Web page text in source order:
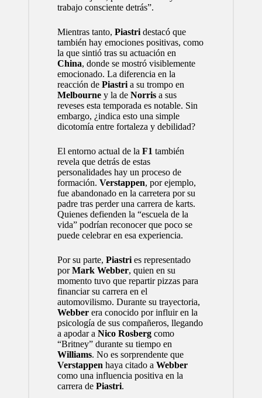
trabajo consciente detrás”.
Mientras tanto, Piastridestacó que
también hay emociones positivas, como
la que sintió tras su actuación en
China, donde se mostró visiblemente
emocionado. La diferencia en la
reacción de Piastria su trompo en
Melbourney la de Norrisa sus
reveses esta temporada es notable. Sin
embargo, ¿indica esto una simple
dicotomía entre fortaleza y debilidad?
El entorno actual de la F1 también
revela que detrás de estas
personalidades hay un proceso de
formación. Verstappen, por ejemplo,
fue abandonado en la carretera por su
padre tras perder una carrera de karts.
Quienes defienden la “escuela de la
vida” podrían reconocer que poco se
puede celebrar en esa experiencia.
Por su parte, Piastries representado
porMark Webber, quien en su
momento tuvo que repartir pizzas para
financiar su carrera en el
automovilismo. Durante su trayectoria,
Webberera conocido por influir en la
psicología de sus compañeros, llegando
a apodar a Nico Rosbergcomo
“Britney” durante su tiempo en
Williams. No es sorprendente que
Verstappen haya citado a Webber
como una influencia positiva en la
carrera de Piastri.